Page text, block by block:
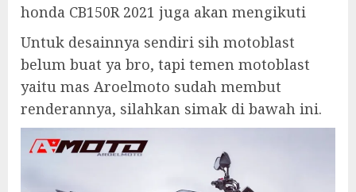
honda CB150R 2021 juga akan mengikuti
Untuk desainnya sendiri sih motoblast
belum buat ya bro, tapi temen motoblast
yaitu mas Aroelmoto sudah membut
renderannya, silahkan simak di bawah ini.